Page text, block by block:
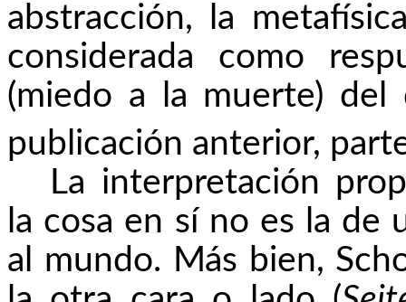
abstracción, la
considerada como
(miedo a la muerte) del
publicación anterior,
La interpretación
la cosa en sí no es la
al mundo. Más bien,